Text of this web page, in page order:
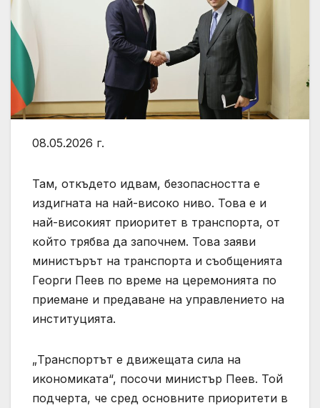
08.05.2026 г.
Там, откъдето идвам, безопасността е
издигната на най-високо ниво. Това е и
най-високият приоритет в транспорта, от
който трябва да започнем. Това заяви
министърът на транспорта и съобщенията
Георги Пеев по време на церемонията по
приемане и предаване на управлението на
институцията.
„Транспортът е движещата сила на
икономиката“, посочи министър Пеев. Той
подчерта, че сред основните приоритети в